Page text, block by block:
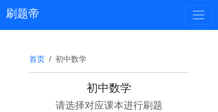
刷题帝
首页 初中数学
初中数学
请选择对应课本进行刷题